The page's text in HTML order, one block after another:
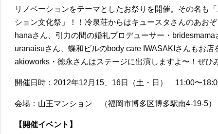
リノベーションをテーマとしたお祭りを開催。その名も
ション文化祭」！！冷泉荘からはキュースタさんのあお
hanaさん、引力の間の婚礼プロデューサー・
uranaisuさん、蝶和ビルのbody care IWASAKIさんもお店
akioworks・徳永さんはステージに出演しますよ〜！ぜひ
開催日時：2012年12月15、16日（土・日） 11:00〜
会場：山王マンション （福岡市博多区博多駅南4-19-5）
【開催イベント】